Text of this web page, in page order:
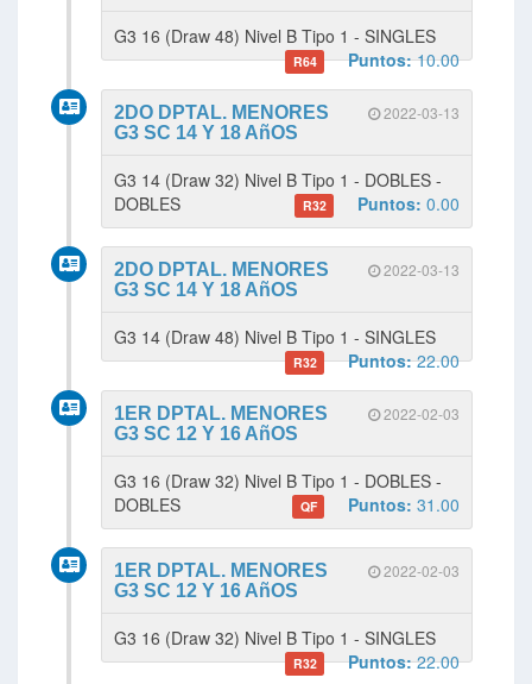
G3 16 (Draw 48) Nivel B Tipo 1 - SINGLES
R64 Puntos:10.00
2022-03-13
2DO DPTAL. MENORES
G3 SC 14 Y 18 AñOS
G3 14 (Draw 32) Nivel B Tipo 1 - DOBLES -
DOBLES
R32 Puntos: 0.00
2022-03-13
2DO DPTAL. MENORES
G3 SC 14 Y 18 AñOS
G3 14 (Draw 48) Nivel B Tipo 1 - SINGLES
R32 Puntos:22.00
2022-02-03
1ER DPTAL. MENORES
G3 SC 12 Y 16 AñOS
G3 16 (Draw 32) Nivel B Tipo 1 - DOBLES -
DOBLES
QF Puntos: 31.00
2022-02-03
1ER DPTAL. MENORES
G3 SC 12 Y 16 AñOS
G3 16 (Draw 32) Nivel B Tipo 1 - SINGLES
R32 Puntos:22.00